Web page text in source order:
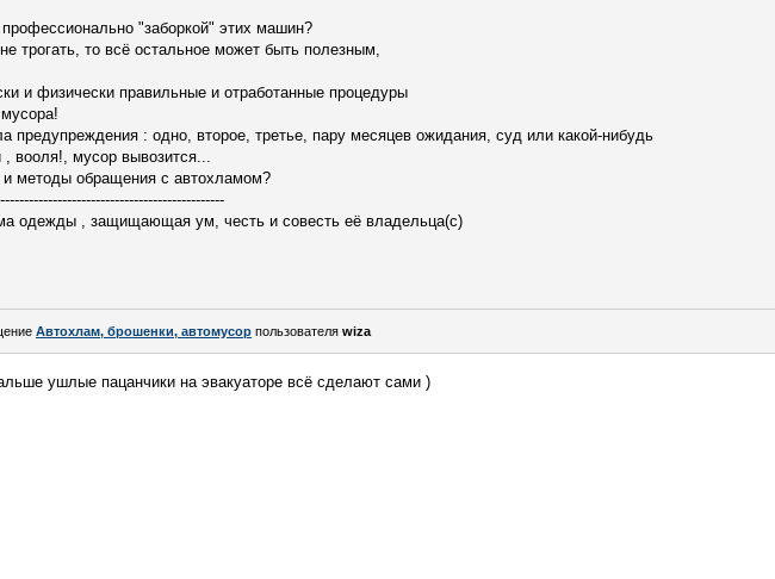
"заборкой" этих машин?
трогать, то всё остальное может быть полезным,
и физически правильные и отработанные процедуры
предупреждения : одно, второе, третье, пару месяцев ожидания, суд или какой-нибудь
, вооля!, мусор вывозится...
и методы обращения с автохламом?
одежды , защищающая ум, честь и совесть её владельца(с)
Автохлам, брошенки, автомусор пользователя wiza
ушлые пацанчики на эвакуаторе всё сделают сами )